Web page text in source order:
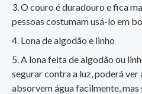
O couro é duradouro e fica
pessoas costumam usá-lo em
Lona de algodão e linho
A lona feita de algodão ou
segurar contra a luz, poderá ver
absorvem água facilmente, mas